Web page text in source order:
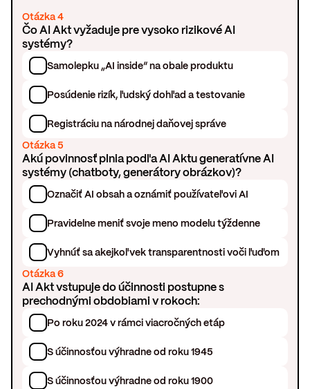
Otázka 4
Čo AI Akt vyžaduje pre vysoko rizikové AI
systémy?
Samolepku „AI inside“ na obale produktu
Posúdenie rizík, ľudský dohľad a testovanie
Registráciu na národnej daňovej správe
Otázka 5
Akú povinnosť plnia podľa AI Aktu generatívne AI
systémy (chatboty, generátory obrázkov)?
Označiť AI obsah a oznámiť používateľovi AI
Pravidelne meniť svoje meno modelu týždenne
Vyhnúť sa akejkoľvek transparentnosti voči ľuďom
Otázka 6
AI Akt vstupuje do účinnosti postupne s
prechodnými obdobiami v rokoch:
Po roku 2024 v rámci viacročných etáp
S účinnosťou výhradne od roku 1945
S účinnosťou výhradne od roku 1900